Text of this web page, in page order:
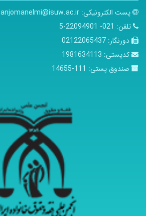
پست الکترونیکی: anjomanelmi@isuw.ac.ir
تلفن: 021- 22094901-5
دورنگار: 02122065437
کدپستی: 1981634113
صندوق پستی: 111-14655